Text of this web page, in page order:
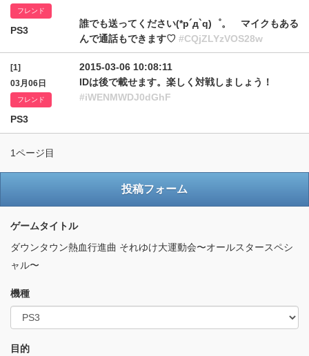
フレンド
PS3
誰でも送ってください(*p´д`q)゜。 マイクもある
んで通話もできます♡ #CQjZLYzVOS28w
[1]
03月06日
フレンド
PS3
2015-03-06 10:08:11
IDは後で載せます。楽しく対戦しましょう！
#iWENMWDJ0dGhF
1ページ目
投稿フォーム
ゲームタイトル
ダウンタウン熱血行進曲 それゆけ大運動会〜オールスタースペシ
ャル〜
機種
目的